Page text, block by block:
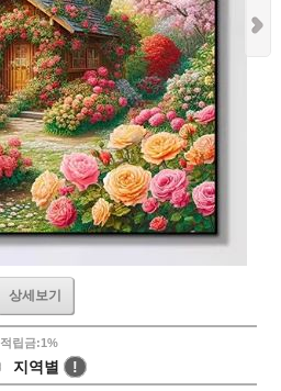
상세보기
적립금:1%
지역별 !